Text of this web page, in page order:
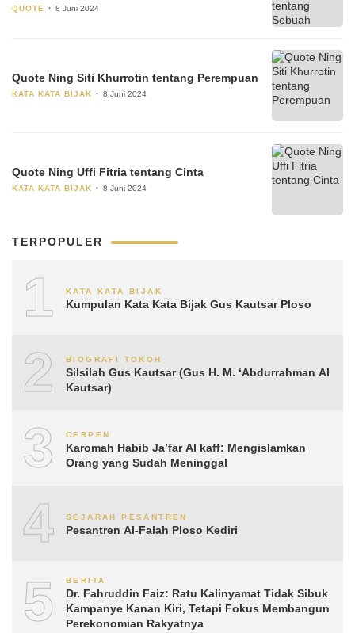
QUOTE 8 Juni 2024
Quote Ning Siti Khurrotin tentang Perempuan
KATA KATA BIJAK 8 Juni 2024
Quote Ning Uffi Fitria tentang Cinta
KATA KATA BIJAK 8 Juni 2024
TERPOPULER
1 KATA KATA BIJAK
Kumpulan Kata Kata Bijak Gus Kautsar Ploso
2 BIOGRAFI TOKOH
Silsilah Gus Kautsar (Gus H. M. ‘Abdurrahman Al
Kautsar)
3 CERPEN
Karomah Habib Ja’far Al kaff: Mengislamkan
Orang yang Sudah Meninggal
4 SEJARAH PESANTREN
Pesantren Al-Falah Ploso Kediri
5 BERITA
Dr. Fahruddin Faiz: Ratu Kalinyamat Tidak Sibuk
Kampanye Kanan Kiri, Tetapi Fokus Membangun
Perekonomian Rakyatnya